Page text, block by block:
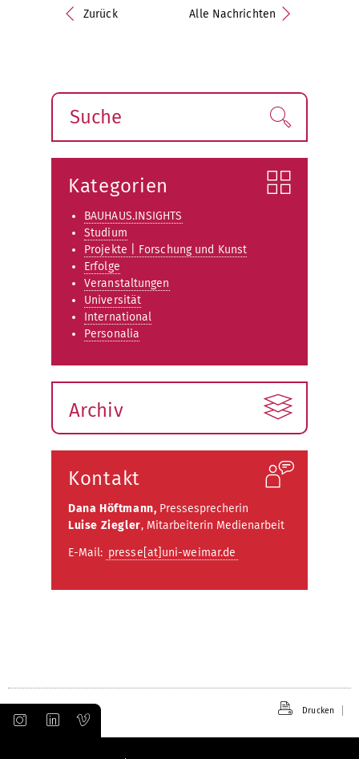
Zurück Alle Nachrichten
Suche Finden!
Kategorien
BAUHAUS.INSIGHTS
Studium
Projekte | Forschung und Kunst
Erfolge
Veranstaltungen
Universität
International
Personalia
Archiv
Kontakt
Dana Höftmann, Pressesprecherin
Luise Ziegler, Mitarbeiterin Medienarbeit
E-Mail: presse[at]uni-weimar.de
Drucken